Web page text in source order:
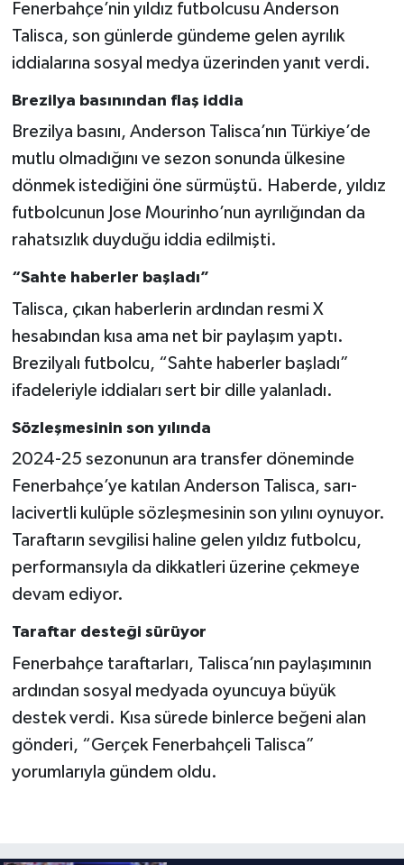
Fenerbahçe’nin yıldız futbolcusu Anderson
Talisca, son günlerde gündeme gelen ayrılık
iddialarına sosyal medya üzerinden yanıt verdi.
Brezilya basınından flaş iddia
Brezilya basını, Anderson Talisca’nın Türkiye’de
mutlu olmadığını ve sezon sonunda ülkesine
dönmek istediğini öne sürmüştü. Haberde, yıldız
futbolcunun Jose Mourinho’nun ayrılığından da
rahatsızlık duyduğu iddia edilmişti.
“Sahte haberler başladı”
Talisca, çıkan haberlerin ardından resmi X
hesabından kısa ama net bir paylaşım yaptı.
Brezilyalı futbolcu, “Sahte haberler başladı”
ifadeleriyle iddiaları sert bir dille yalanladı.
Sözleşmesinin son yılında
2024-25 sezonunun ara transfer döneminde
Fenerbahçe’ye katılan Anderson Talisca, sarı-
lacivertli kulüple sözleşmesinin son yılını oynuyor.
Taraftarın sevgilisi haline gelen yıldız futbolcu,
performansıyla da dikkatleri üzerine çekmeye
devam ediyor.
Taraftar desteği sürüyor
Fenerbahçe taraftarları, Talisca’nın paylaşımının
ardından sosyal medyada oyuncuya büyük
destek verdi. Kısa sürede binlerce beğeni alan
gönderi, “Gerçek Fenerbahçeli Talisca”
yorumlarıyla gündem oldu.
Türkiye Basketbol Ligi
Diğer Basketbol Ligleri
Formula 1
Atletizm
Hentbol
At Yarışı
Bisiklet
Güreş
Motor Sporları
Su Sporları
Diğer Spor Dalları
Futbolcular